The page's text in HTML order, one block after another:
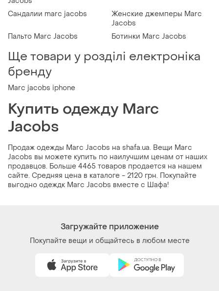
Сандалии marc jacobs
Женские джемперы Marc
Jacobs
Пальто Marc Jacobs
Ботинки Marc Jacobs
Ще товари у розділі електроніка
бренду
Marc jacobs iphone
Купить одежду Marc
Jacobs
Продаж одежды Marc Jacobs на shafa.ua. Вещи Marc
Jacobs вы можете купить по наилучшим ценам от наших
продавцов. Больше 4465 товаров продается на нашем
сайте. Средняя цена в каталоге - 2120 грн. Покупайте
выгодно одеждк Marc Jacobs вместе с Шафа!
Загружайте приложение
Покупайте вещи и общайтесь в любом месте